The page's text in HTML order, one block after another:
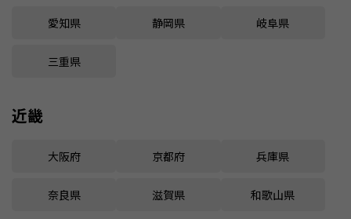
愛知県 静岡県 岐阜県
三重県
近畿
大阪府 京都府 兵庫県
奈良県 滋賀県 和歌山県